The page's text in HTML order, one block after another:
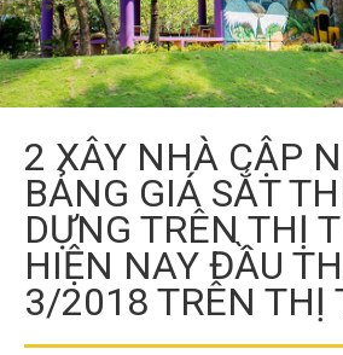
2 XÂY NHÀ CẬP
BẢNG GIÁ SẮT
DỰNG TRÊN THỊ
HIỆN NAY ĐẦU
3/2018 TRÊN THỊ